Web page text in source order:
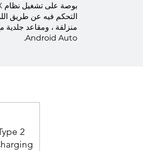
التحكم فيه عن طريق
Android Auto.
2